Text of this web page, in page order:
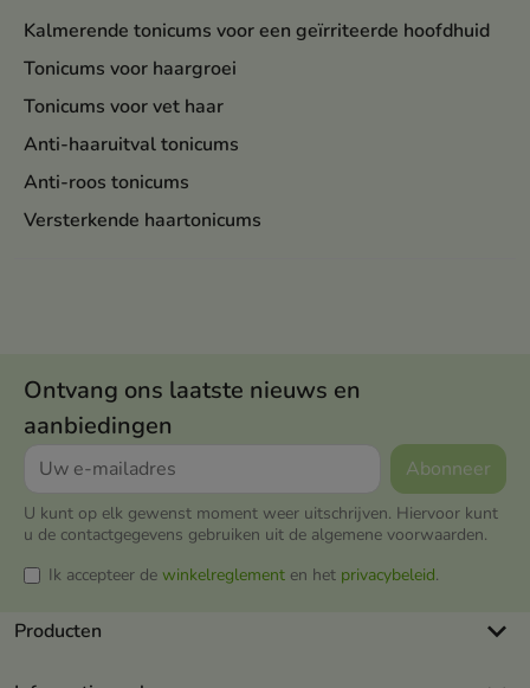
Kalmerende tonicums voor een geïrriteerde hoofdhuid
Tonicums voor haargroei
Tonicums voor vet haar
Anti-haaruitval tonicums
Anti-roos tonicums
Versterkende haartonicums
Ontvang ons laatste nieuws en
aanbiedingen
U kunt op elk gewenst moment weer uitschrijven. Hiervoor kunt
u de contactgegevens gebruiken uit de algemene voorwaarden.
Ik accepteer de winkelreglement en het privacybeleid.
Producten keyboard_arrow_down